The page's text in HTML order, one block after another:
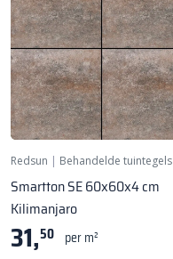
Redsun | Behandelde tuintegels
Smartton SE 60x60x4 cm
Kilimanjaro
31,50 per m²